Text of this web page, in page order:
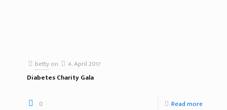
bettyon
4. April 2017
Diabetes Charity Gala
0 Read more